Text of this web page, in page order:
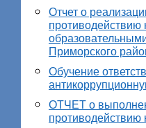
Отчет о
противодействию
Приморского
Обучение
ОТЧЕТ о
противодействию